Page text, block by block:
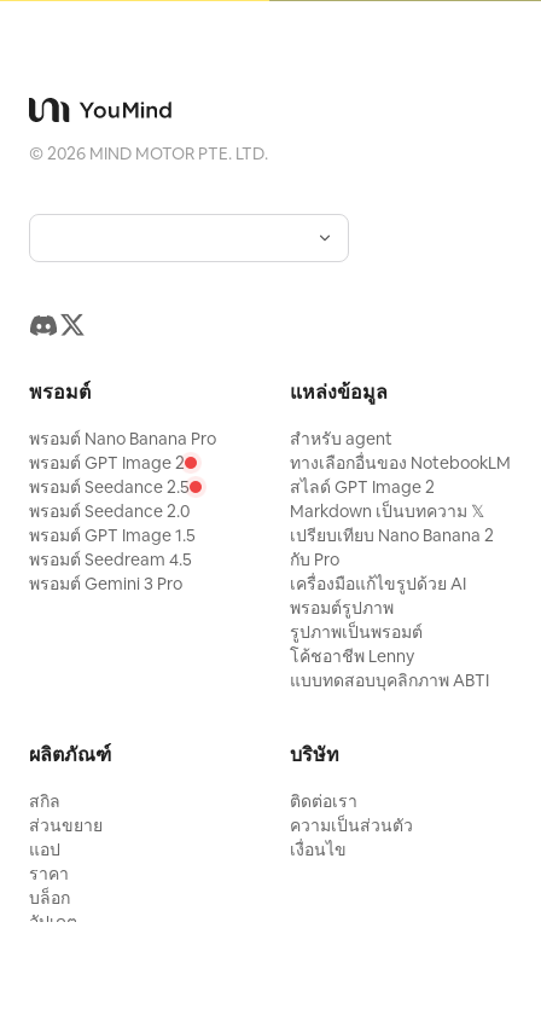
©2026 MIND MOTOR PTE. LTD.
พรอมต์
พรอมต์ Nano Banana Pro
พรอมต์ GPT Image 2
พรอมต์ Seedance 2.5
พรอมต์ Seedance 2.0
พรอมต์ GPT Image 1.5
พรอมต์ Seedream 4.5
พรอมต์ Gemini 3 Pro
แหล่งข้อมูล
สำหรับ agent
ทางเลือกอื่นของ NotebookLM
สไลด์ GPT Image 2
Markdown เป็นบทความ 𝕏
เปรียบเทียบ Nano Banana 2
กับ Pro
เครื่องมือแก้ไขรูปด้วย AI
พรอมต์รูปภาพ
รูปภาพเป็นพรอมต์
โค้ชอาชีพ Lenny
แบบทดสอบบุคลิกภาพ ABTI
ผลิตภัณฑ์
สกิล
ส่วนขยาย
แอป
ราคา
บล็อก
อัปเดต
บริษัท
ติดต่อเรา
ความเป็นส่วนตัว
เงื่อนไข